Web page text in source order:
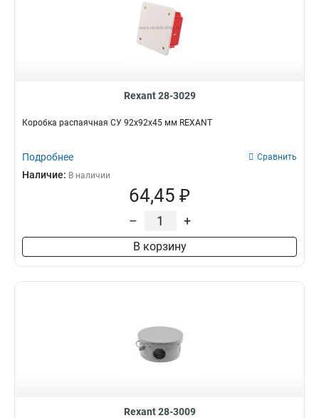
Rexant 28-3029
Коробка распаячная СУ 92х92х45 мм REXANT
Подробнее Сравнить
Наличие: В наличии
64,45 ₽
– +
В корзину
Rexant 28-3009